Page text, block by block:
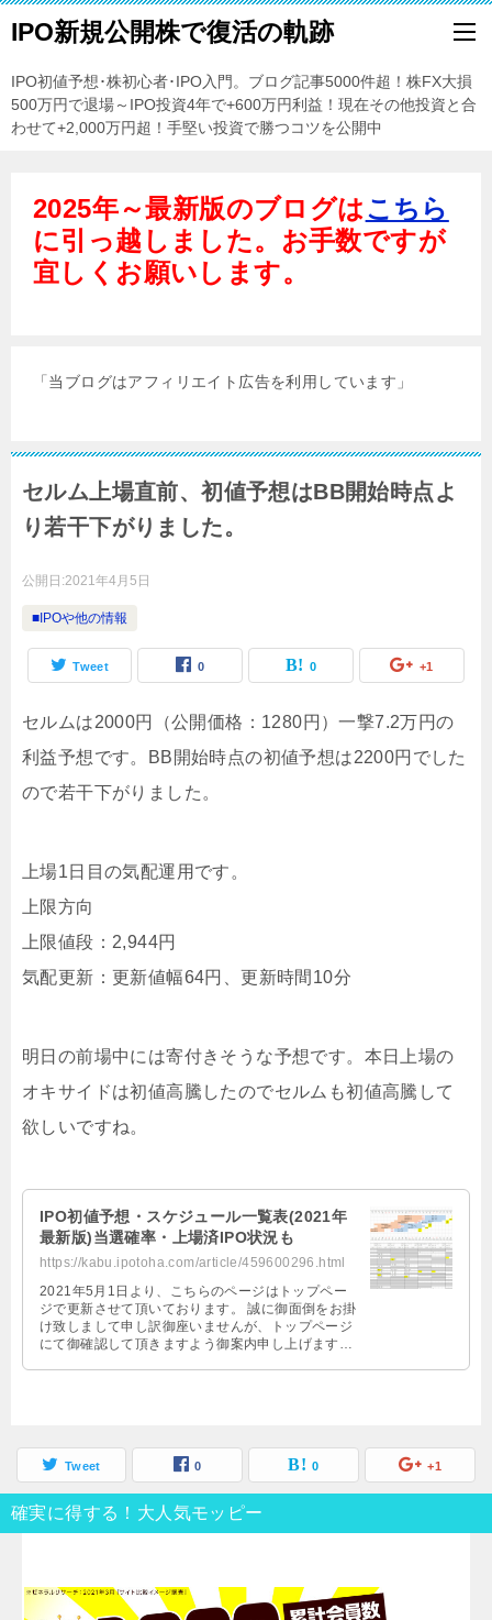
IPO新規公開株で復活の軌跡
IPO初値予想･株初心者･IPO入門。ブログ記事5000件超！株FX大損
500万円で退場～IPO投資4年で+600万円利益！現在その他投資と合
わせて+2,000万円超！手堅い投資で勝つコツを公開中
2025年～最新版のブログはこちら
に引っ越しました。お手数ですが
宜しくお願いします。
「当ブログはアフィリエイト広告を利用しています」
セルム上場直前、初値予想はBB開始時点よ
り若干下がりました。
公開日:2021年4月5日
■IPOや他の情報
Tweet 0 0 +1
セルムは2000円（公開価格：1280円）一撃7.2万円の
利益予想です。BB開始時点の初値予想は2200円でした
ので若干下がりました。
上場1日目の気配運用です。
上限方向
上限値段：2,944円
気配更新：更新値幅64円、更新時間10分
明日の前場中には寄付きそうな予想です。本日上場の
オキサイドは初値高騰したのでセルムも初値高騰して
欲しいですね。
IPO初値予想・スケジュール一覧表(2021年
最新版)当選確率・上場済IPO状況も
https://kabu.ipotoha.com/article/459600296.html
2021年5月1日より、こちらのページはトップペー
ジで更新させて頂いております。 誠に御面倒をお掛
け致しまして申し訳御座いませんが、トップページ
にて御確認して頂きますよう御案内申し上げます。
Tweet 0 0 +1
確実に得する！大人気モッピー